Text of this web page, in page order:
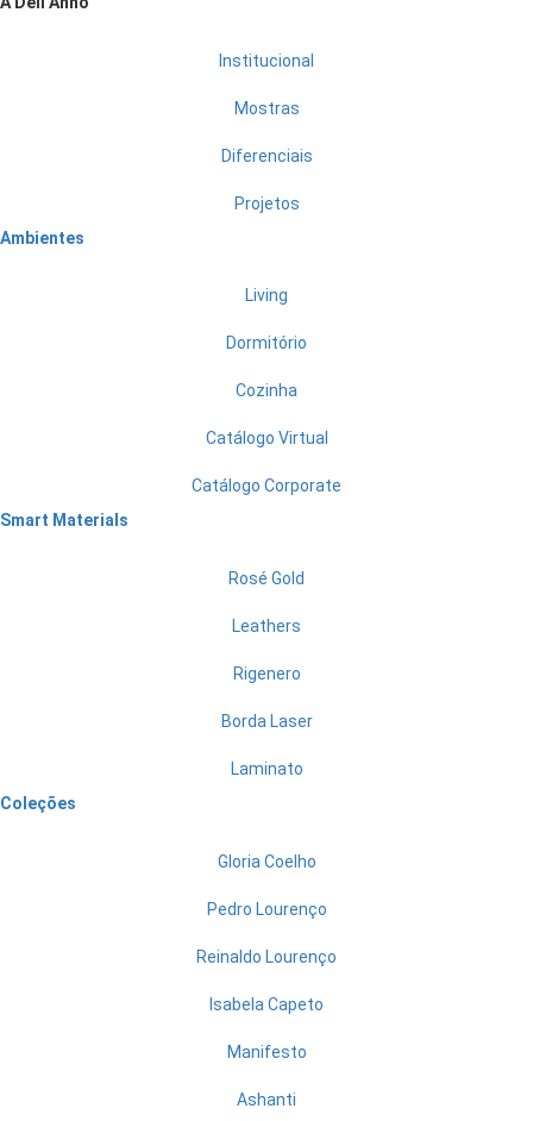
Institucional
Mostras
Diferenciais
Projetos
Ambientes
Living
Dormitório
Cozinha
Catálogo Virtual
Catálogo Corporate
Smart Materials
Rosé Gold
Leathers
Rigenero
Borda Laser
Laminato
Coleções
Gloria Coelho
Pedro Lourenço
Reinaldo Lourenço
Isabela Capeto
Manifesto
Ashanti